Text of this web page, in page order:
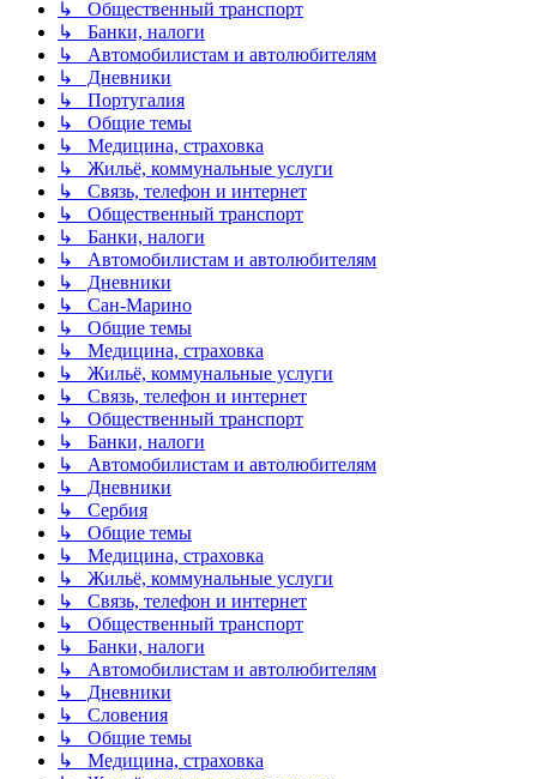
↳ Общественный транспорт
↳ Банки, налоги
↳ Автомобилистам и автолюбителям
↳ Дневники
↳ Португалия
↳ Общие темы
↳ Медицина, страховка
↳ Жильё, коммунальные услуги
↳ Связь, телефон и интернет
↳ Общественный транспорт
↳ Банки, налоги
↳ Автомобилистам и автолюбителям
↳ Дневники
↳ Сан-Марино
↳ Общие темы
↳ Медицина, страховка
↳ Жильё, коммунальные услуги
↳ Связь, телефон и интернет
↳ Общественный транспорт
↳ Банки, налоги
↳ Автомобилистам и автолюбителям
↳ Дневники
↳ Сербия
↳ Общие темы
↳ Медицина, страховка
↳ Жильё, коммунальные услуги
↳ Связь, телефон и интернет
↳ Общественный транспорт
↳ Банки, налоги
↳ Автомобилистам и автолюбителям
↳ Дневники
↳ Словения
↳ Общие темы
↳ Медицина, страховка